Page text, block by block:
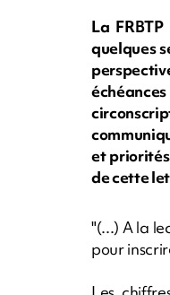
La
quelques
et
de cette
"(...) A la
pour